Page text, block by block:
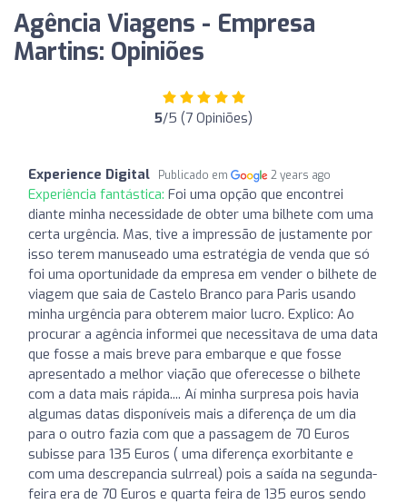
Agência Viagens - Empresa
Martins: Opiniões
5/5 (7 Opiniões)
Experience Digital Publicado em 2 years ago
Experiência fantástica: Foi uma opção que encontrei
diante minha necessidade de obter uma bilhete com uma
certa urgência. Mas, tive a impressão de justamente por
isso terem manuseado uma estratégia de venda que só
foi uma oportunidade da empresa em vender o bilhete de
viagem que saia de Castelo Branco para Paris usando
minha urgência para obterem maior lucro. Explico: Ao
procurar a agência informei que necessitava de uma data
que fosse a mais breve para embarque e que fosse
apresentado a melhor viação que oferecesse o bilhete
com a data mais rápida.... Aí minha surpresa pois havia
algumas datas disponíveis mais a diferença de um dia
para o outro fazia com que a passagem de 70 Euros
subisse para 135 Euros ( uma diferença exorbitante e
com uma descrepancia sulrreal) pois a saída na segunda-
feira era de 70 Euros e quarta feira de 135 euros sendo